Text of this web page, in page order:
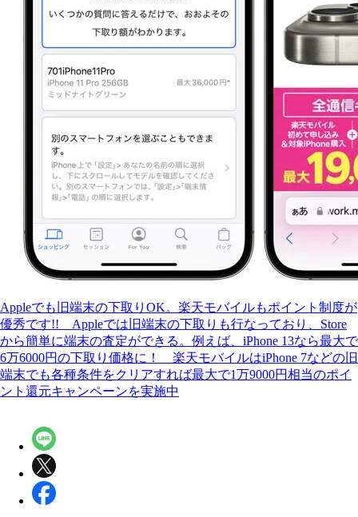
Appleでも旧端末の下取りOK。楽天モバイルもポイント制度が
優秀です!! Appleでは旧端末の下取りも行なっており、Store
から簡単に端末の査定ができる。例えば、iPhone 13なら最大で
6万6000円の下取り価格に！ 楽天モバイルはiPhone 7などの旧
端末でも各種条件をクリアすれば最大で1万9000円相当のポイ
ント還元キャンペーンを実施中